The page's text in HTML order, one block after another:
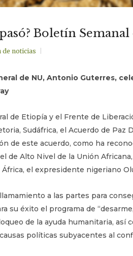
pasó? Boletín
de noticias
de NU, Antonio Guterres,
de Etiopía y el Frente de
Sudáfrica, el Acuerdo de Paz
de este acuerdo, como ha
de Alto Nivel de la Unión
África, el expresidente nigeriano
a las partes para
su éxito el programa de
de la ayuda humanitaria,
políticas subyacentes al